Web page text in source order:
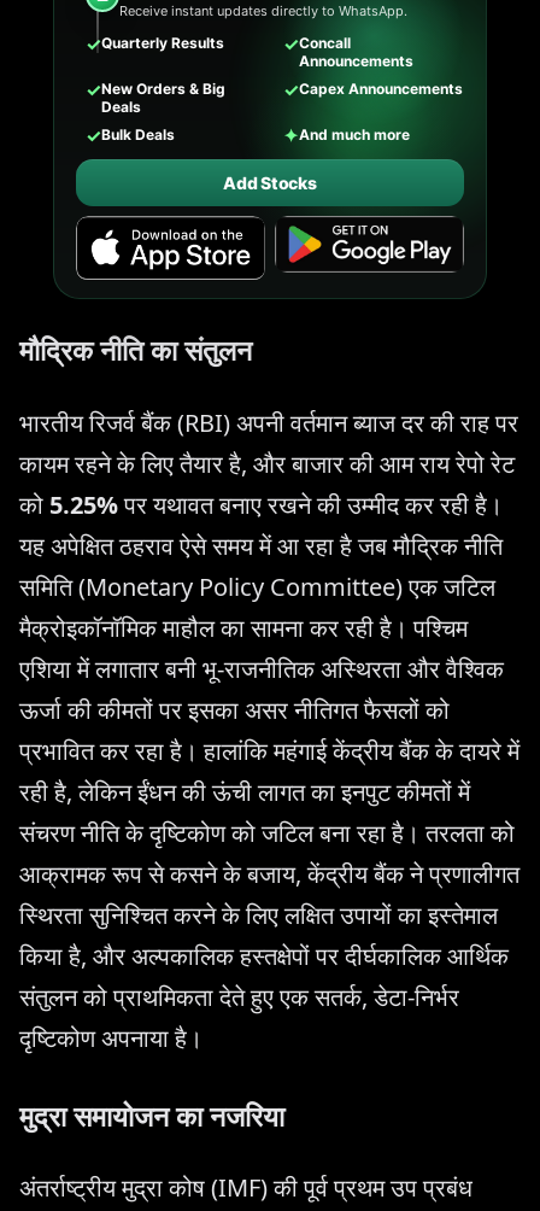
Receive instant updates directly to WhatsApp.
✓Quarterly Results ✓Concall
Announcements
✓New Orders & Big
Deals
✓Capex Announcements
✓Bulk Deals ✦And much more
Add Stocks
मौद्रिक नीति का संतुलन
भारतीय रिजर्व बैंक (RBI) अपनी वर्तमान ब्याज दर की राह पर
कायम रहने के लिए तैयार है, और बाजार की आम राय रेपो रेट
को 5.25%पर यथावत बनाए रखने की उम्मीद कर रही है।
यह अपेक्षित ठहराव ऐसे समय में आ रहा है जब मौद्रिक नीति
समिति (Monetary Policy Committee) एक जटिल
मैक्रोइकॉनॉमिक माहौल का सामना कर रही है। पश्चिम
एशिया में लगातार बनी भू-राजनीतिक अस्थिरता और वैश्विक
ऊर्जा की कीमतों पर इसका असर नीतिगत फैसलों को
प्रभावित कर रहा है। हालांकि महंगाई केंद्रीय बैंक के दायरे में
रही है, लेकिन ईंधन की ऊंची लागत का इनपुट कीमतों में
संचरण नीति के दृष्टिकोण को जटिल बना रहा है। तरलता को
आक्रामक रूप से कसने के बजाय, केंद्रीय बैंक ने प्रणालीगत
स्थिरता सुनिश्चित करने के लिए लक्षित उपायों का इस्तेमाल
किया है, और अल्पकालिक हस्तक्षेपों पर दीर्घकालिक आर्थिक
संतुलन को प्राथमिकता देते हुए एक सतर्क, डेटा-निर्भर
दृष्टिकोण अपनाया है।
मुद्रा समायोजन का नजरिया
अंतर्राष्ट्रीय मुद्रा कोष (IMF) की पूर्व प्रथम उप प्रबंध